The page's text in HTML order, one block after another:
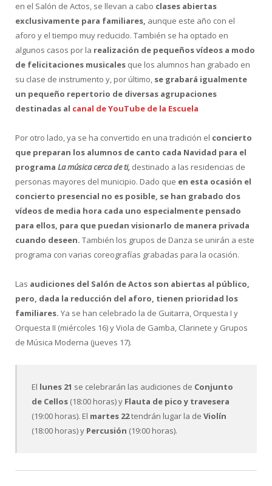
en el Salón de Actos, se llevan a cabo clases abiertas
exclusivamente para familiares, aunque este año con el
aforo y el tiempo muy reducido. También se ha optado en
algunos casos por la realización de pequeños vídeos a modo
de felicitaciones musicales que los alumnos han grabado en
su clase de instrumento y, por último, se grabará igualmente
un pequeño repertorio de diversas agrupaciones
destinadas al canal de YouTube de la Escuela
Por otro lado, ya se ha convertido en una tradición el concierto
que preparan los alumnos de canto cada Navidad para el
programa La música cerca de ti, destinado a las residencias de
personas mayores del municipio. Dado que en esta ocasión el
concierto presencial no es posible, se han grabado dos
vídeos de media hora cada uno especialmente pensado
para ellos, para que puedan visionarlo de manera privada
cuando deseen. También los grupos de Danza se unirán a este
programa con varias coreografías grabadas para la ocasión.
Las audiciones del Salón de Actos son abiertas al público,
pero, dada la reducción del aforo, tienen prioridad los
familiares. Ya se han celebrado la de Guitarra, Orquesta I y
Orquesta II (miércoles 16) y Viola de Gamba, Clarinete y Grupos
de Música Moderna (jueves 17).
El lunes 21 se celebrarán las audiciones de Conjunto
de Cellos (18:00 horas) y Flauta de pico y travesera
(19:00 horas). El martes 22tendrán lugar la deViolín
(18:00 horas) y Percusión (19:00 horas).